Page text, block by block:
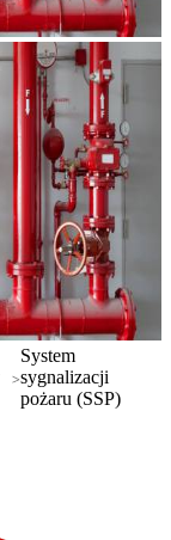
System
sygnalizacji
pożaru (SSP)